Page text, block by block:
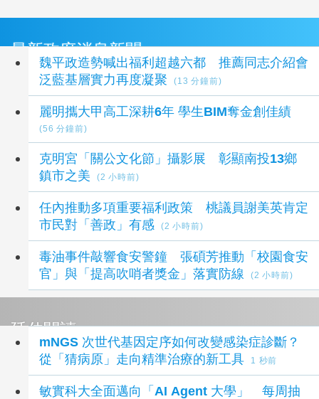
最新政府消息新聞
魏平政造勢喊出福利超越六都 推薦同志介紹會
泛藍基層實力再度凝聚
(13 分鐘前)
麗明攜大甲高工深耕6年 學生BIM奪金創佳績
(56 分鐘前)
克明宮「關公文化節」攝影展 彰顯南投13鄉
鎮市之美
(2 小時前)
任內推動多項重要福利政策 桃議員謝美英肯定
市民對「善政」有感
(2 小時前)
毒油事件敲響食安警鐘 張碩芳推動「校園食安
官」與「提高吹哨者獎金」落實防線
(2 小時前)
延伸閱讀
mNGS 次世代基因定序如何改變感染症診斷？
從「猜病原」走向精準治療的新工具
1 秒前
敏實科大全面邁向「AI Agent 大學」 每周抽